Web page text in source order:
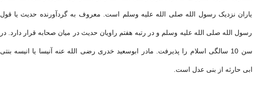
یاران نزدیک رسول الله صلی الله علیه وسلم است. معروف به گردآورنده حدیث یا قول
رسول الله صلی الله علیه وسلم و در رتبه هفتم راویان حدیث در میان صحابه قرار دارد. در
سن 10 سالگی اسلام را پذیرفت. مادر ابوسعید خدری رضی الله عنه آنیسا یا انیسه بنتی
ابی حارثه از بنی عدل است.